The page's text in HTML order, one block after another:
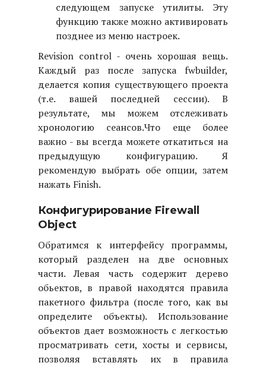
следующем запуске утилиты. Эту
функцию также можно активировать
позднее из меню настроек.
Revision control - очень хорошая вещь.
Каждый раз после запуска fwbuilder,
делается копия существующего проекта
(т.е. вашей последней сессии). В
результате, мы можем отслеживать
хронологию сеансов.Что еще более
важно - вы всегда можете откатиться на
предыдущую конфигурацию. Я
рекомендую выбрать обе опции, затем
нажать Finish.
Конфигурирование Firewall
Object
Обратимся к интерфейсу программы,
который разделен на две основных
части. Левая часть содержит дерево
обьектов, в правой находятся правила
пакетного фильтра (после того, как вы
определите объекты). Использование
объектов дает возможность с легкостью
просматривать сети, хосты и сервисы,
позволяя вставлять их в правила